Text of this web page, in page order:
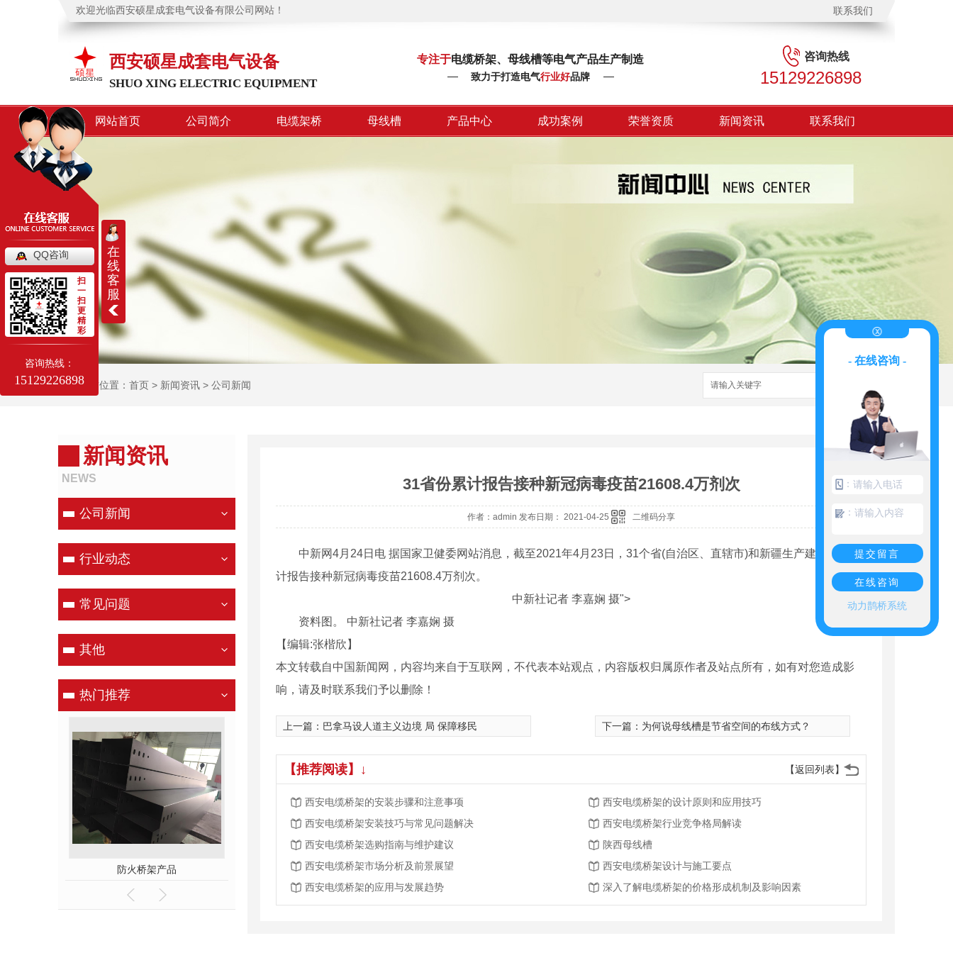
欢迎光临西安硕星成套电气设备有限公司网站！ 联系我们
西安硕星成套电气设备
SHUO XING ELECTRIC EQUIPMENT
专注于电缆桥架、母线槽等电气产品生产制造
致力于打造电气行业好品牌
咨询热线
15129226898
网站首页 公司简介 电缆架桥 母线槽 产品中心 成功案例 荣誉资质 新闻资讯 联系我们
当前位置： 首页 > 新闻资讯 > 公司新闻
新闻资讯
NEWS
公司新闻
行业动态
常见问题
其他
热门推荐
防火桥架产品 镀锌桥架产品
31省份累计报告接种新冠病毒疫苗21608.4万剂次
作者：admin 发布日期： 2021-04-25 二维码分享
中新网4月24日电 据国家卫健委网站消息，截至2021年4月23日，31个省(自治区、直辖市)和新疆生产建设兵团累
计报告接种新冠病毒疫苗21608.4万剂次。
中新社记者 李嘉娴 摄">
资料图。 中新社记者 李嘉娴 摄
【编辑:张楷欣】
本文转载自中国新闻网，内容均来自于互联网，不代表本站观点，内容版权归属原作者及站点所有，如有对您造成影
响，请及时联系我们予以删除！
上一篇： 巴拿马设人道主义边境 局 保障移民 下一篇： 为何说母线槽是节省空间的布线方式？
【返回列表】
【推荐阅读】↓
西安电缆桥架的安装步骤和注意事项
西安电缆桥架的设计原则和应用技巧
西安电缆桥架安装技巧与常见问题解决
西安电缆桥架行业竞争格局解读
西安电缆桥架选购指南与维护建议
陕西母线槽
西安电缆桥架市场分析及前景展望
西安电缆桥架设计与施工要点
西安电缆桥架的应用与发展趋势
深入了解电缆桥架的价格形成机制及影响因素
在
线
客
服
QQ咨询
扫
一
扫
更
精
彩
咨询热线：
15129226898
- 在线咨询 -
：
：
提交留言
在线咨询
动力鹊桥系统